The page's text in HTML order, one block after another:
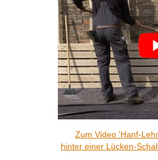
Zum Video 'Hanf-
hinter einer Lücken-